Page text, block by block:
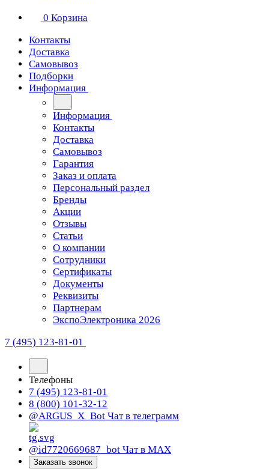
0 Корзина
Контакты
Доставка
Самовывоз
Подборки
Информация
Информация
Контакты
Доставка
Самовывоз
Гарантия
Заказ и оплата
Персональный раздел
Бренды
Акции
Отзывы
Статьи
О компании
Сотрудники
Сертификаты
Документы
Реквизиты
Партнерам
ЭкспоЭлектроника 2026
7 (495) 123-81-01
Телефоны
7 (495) 123-81-01
8 (800) 101-32-12
@ARGUS_X_Bot Чат в телеграмм
@id7720669687_bot Чат в МАХ
Заказать звонок